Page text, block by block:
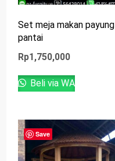
Set meja makan payung
pantai
Rp1,750,000
Beli via WA
Save